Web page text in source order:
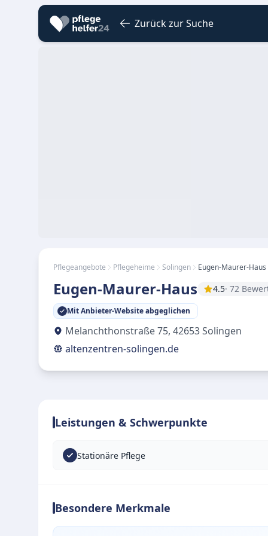
Zurück zur Suche
Pflegeangebote Pflegeheime Solingen Eugen-Maurer-Haus
Eugen-Maurer-Haus 4.5· 72
Mit Anbieter-Website abgeglichen
Melanchthonstraße 75, 42653Solingen
altenzentren-solingen.de
Leistungen & Schwerpunkte
Stationäre Pflege
Besondere Merkmale